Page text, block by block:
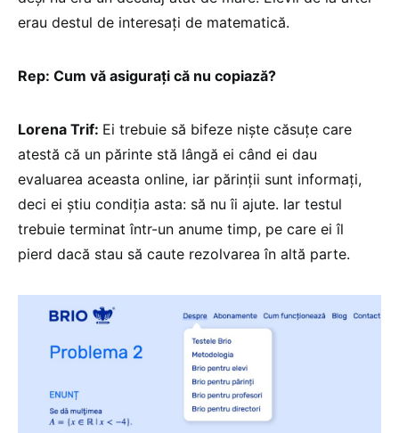
erau destul de interesați de matematică.
Rep: Cum vă asigurați că nu copiază?
Lorena Trif: Ei trebuie să bifeze niște căsuțe care
atestă că un părinte stă lângă ei când ei dau
evaluarea aceasta online, iar părinții sunt informați,
deci ei știu condiția asta: să nu îi ajute. Iar testul
trebuie terminat într-un anume timp, pe care ei îl
pierd dacă stau să caute rezolvarea în altă parte.